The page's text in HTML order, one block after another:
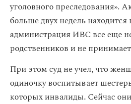
уголовного преследования».
больше двух недель
администрация ИВС все еще
родственников и не
При этом суд не учел, что
одиночку воспитывает
которых инвалиды. Сейчас